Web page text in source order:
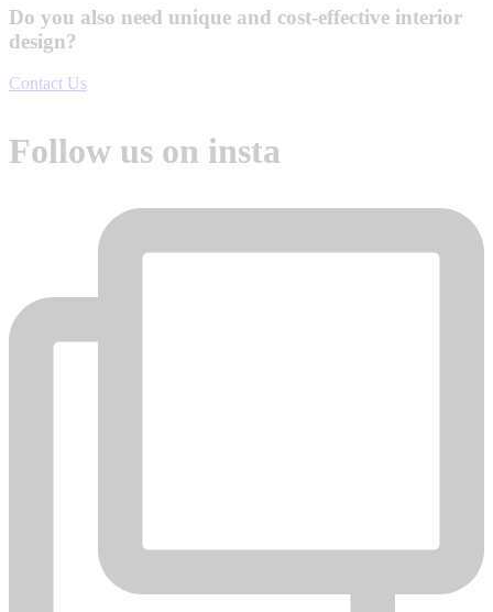
Do you also need unique and cost-effective interior
design?
Contact Us
Follow us on insta